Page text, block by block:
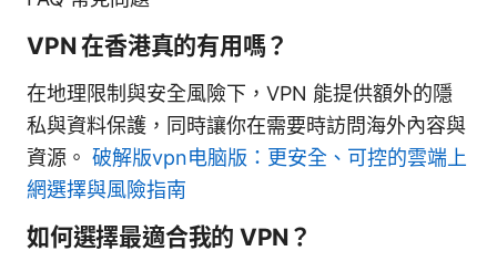
VPN 在香港真的有用嗎？
在地理限制與安全風險下，VPN 能提供額外的隱
私與資料保護，同時讓你在需要時訪問海外內容與
資源。 破解版vpn电脑版：更安全、可控的雲端上
網選擇與風險指南
如何選擇最適合我的 VPN？